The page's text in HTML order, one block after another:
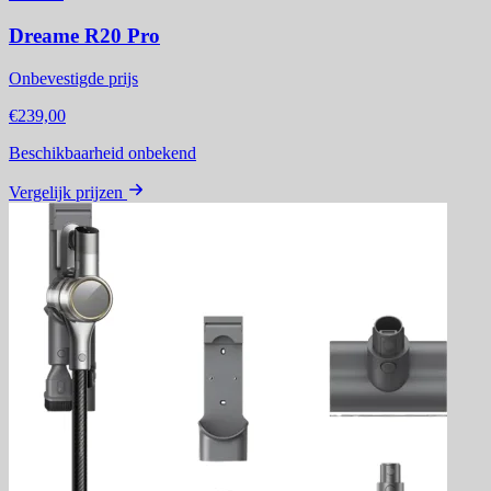
Dreame R20 Pro
Onbevestigde prijs
€239,00
Beschikbaarheid onbekend
Vergelijk prijzen